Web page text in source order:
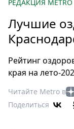
Мир
Еда
Мода
Театр
РЕДАКЦИЯ METRO
Лучшие
Рейтинг
края на лето-
Читайте Metro в
Поделиться